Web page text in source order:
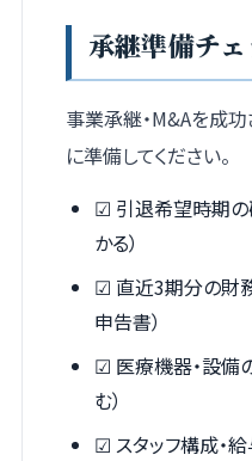
承継準備チ
事業承継・M&Aを成
に準備してください。
☑ 引退希望時期の
かる）
☑ 直近3期分の財
申告書）
☑ 医療機器・設備
む）
☑ スタッフ構成・